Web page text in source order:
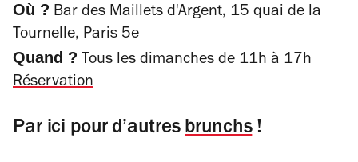
Où ? Bar des Maillets d'Argent, 15 quai de la
Tournelle, Paris 5e
Quand ? Tous les dimanches de 11h à 17h
Réservation
Par ici pour d’autresbrunchs!